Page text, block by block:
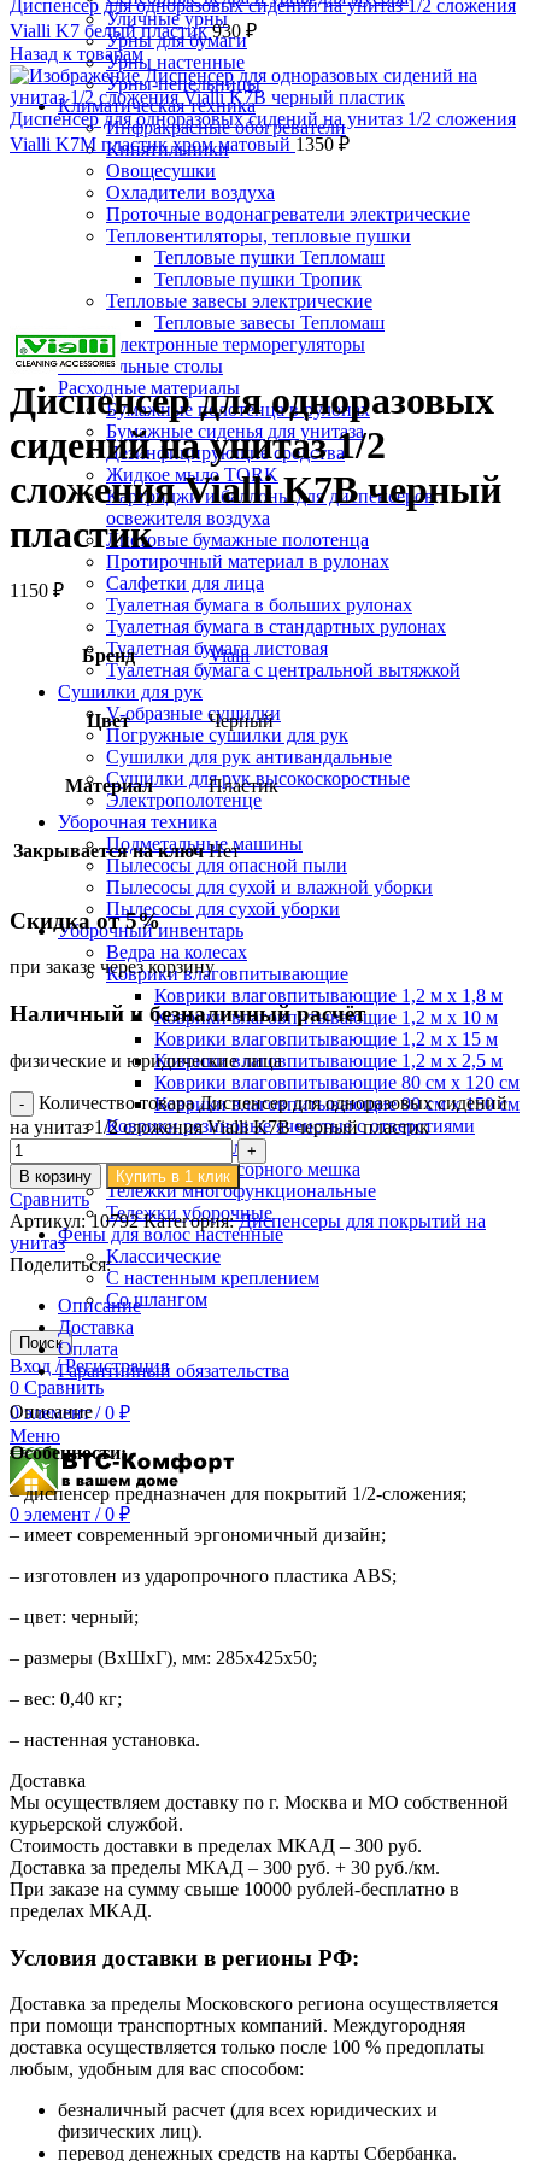
Уличные урны
Урны для бумаги
Урны настенные
Урны-пепельницы
Климатическая техника
Инфракрасные обогреватели
Кипятильники
Овощесушки
Охладители воздуха
Проточные водонагреватели электрические
Тепловентиляторы, тепловые пушки
Тепловые пушки Тепломаш
Тепловые пушки Тропик
Тепловые завесы электрические
Тепловые завесы Тепломаш
Электронные терморегуляторы
Пеленальные столы
Расходные материалы
Бумажные полотенца в рулонах
Бумажные сиденья для унитаза
Дезинфицирующие средства
Жидкое мыло TORK
Картриджи и баллоны для диспенсеров
освежителя воздуха
Листовые бумажные полотенца
Протирочный материал в рулонах
Салфетки для лица
Туалетная бумага в больших рулонах
Туалетная бумага в стандартных рулонах
Туалетная бумага листовая
Туалетная бумага с центральной вытяжкой
Сушилки для рук
V-образные сушилки
Погружные сушилки для рук
Сушилки для рук антивандальные
Сушилки для рук высокоскоростные
Электрополотенце
Уборочная техника
Подметальные машины
Пылесосы для опасной пыли
Пылесосы для сухой и влажной уборки
Пылесосы для сухой уборки
Уборочный инвентарь
Ведра на колесах
Коврики влаговпитывающие
Коврики влаговпитывающие 1,2 м х 1,8 м
Коврики влаговпитывающие 1,2 м х 10 м
Коврики влаговпитывающие 1,2 м х 15 м
Коврики влаговпитывающие 1,2 м х 2,5 м
Коврики влаговпитывающие 80 см х 120 см
Коврики влаговпитывающие 90 см х 150 см
Коврики резиновые ячеистые с отверстиями
Тележки для белья
Тележки для мусорного мешка
Тележки многофункциональные
Тележки уборочные
Фены для волос настенные
Классические
С настенным креплением
Со шлангом
Поиск
Вход / Регистрация
0 Сравнить
0элемент / 0 ₽
Меню
0 элемент / 0 ₽
Диспенсер для одноразовых сидений на унитаз 1/2 сложения
Vialli K7 белый пластик930 ₽
Назад к товарам
Диспенсер для одноразовых сидений на унитаз 1/2 сложения
Vialli K7M пластик хром матовый 1350 ₽
Нажмите, чтобы увеличить
Диспенсер для одноразовых
сидений на унитаз 1/2
сложения Vialli K7B черный
пластик
1150 ₽
Бренд Vialli
Цвет Черный
Материал Пластик
Закрывается на ключ Нет
Скидка от 5%
при заказе через корзину
Наличный и безналичный расчёт
физические и юридические лица
Количество товара Диспенсер для одноразовых сидений
на унитаз 1/2 сложения Vialli K7B черный пластик
В корзину Купить в 1 клик
Сравнить
Артикул:10792Категория: Диспенсеры для покрытий на
унитаз
Поделиться:
Описание
Доставка
Оплата
Гарантийный обязательства
Описание
Особенности:
– диспенсер предназначен для покрытий 1/2-сложения;
– имеет современный эргономичный дизайн;
– изготовлен из ударопрочного пластика ABS;
– цвет: черный;
– размеры (ВхШхГ), мм: 285х425х50;
– вес: 0,40 кг;
– настенная установка.
Доставка
Мы осуществляем доставку по г. Москва и МО собственной
курьерской службой.
Стоимость доставки в пределах МКАД – 300 руб.
Доставка за пределы МКАД – 300 руб. + 30 руб./км.
При заказе на сумму свыше 10000 рублей-бесплатно в
пределах МКАД.
Условия доставки в регионы РФ:
Доставка за пределы Московского региона осуществляется
при помощи транспортных компаний. Междугородняя
доставка осуществляется только после 100 % предоплаты
любым, удобным для вас способом:
безналичный расчет (для всех юридических и
физических лиц).
перевод денежных средств на карты Сбербанка.